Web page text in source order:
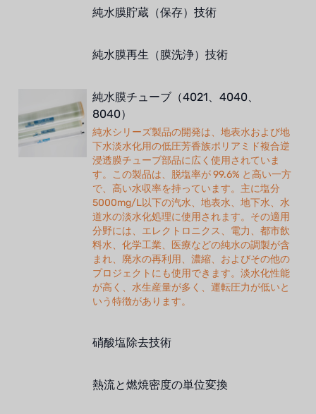
純水膜貯蔵（保存）技術
純水膜再生（膜洗浄）技術
純水膜チューブ（4021、4040、
8040）
純水シリーズ製品の開発は、地表水および地
下水淡水化用の低圧芳香族ポリアミド複合逆
浸透膜チューブ部品に広く使用されていま
す。この製品は、脱塩率が 99.6% と高い一方
で、高い水収率を持っています。主に塩分
5000mg/L以下の汽水、地表水、地下水、水
道水の淡水化処理に使用されます。その適用
分野には、エレクトロニクス、電力、都市飲
料水、化学工業、医療などの純水の調製が含
まれ、廃水の再利用、濃縮、およびその他の
プロジェクトにも使用できます。淡水化性能
が高く、水生産量が多く、運転圧力が低いと
いう特徴があります。
硝酸塩除去技術
熱流と燃焼密度の単位変換